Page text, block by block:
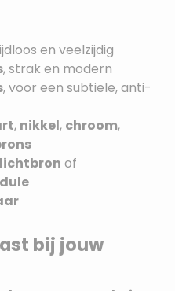
en veelzijdig
, strak en modern
, voor een subtiele, anti-
, nikkel, chroom,
lichtbron of
bij jouw